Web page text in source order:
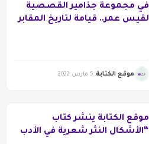
في مجموعة جذامير القصصية
لقيس عمر.. قيامة لتاريخ المقابر
موقع الكتابة 5 مارس 2022
موقع الكتابة ينشر كتاب
“الأشكال النثر شعرية في الأدب